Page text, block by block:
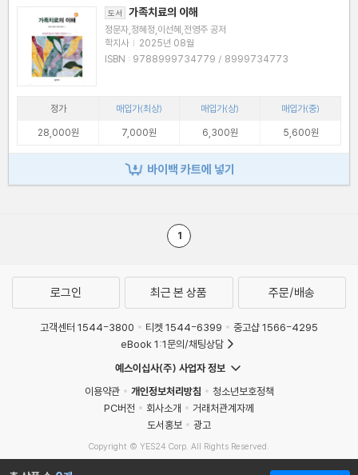
도서 가족치료의 이해
정문자,정혜정,이선혜,전영주 공저
학지사 | 2025년 08월
ISBN : 9788999734779 / 8999734773
정가 매입가(최상) 매입가(상)
매입가(중)
28,000원
7,000원 6,300원 5,600원
바이백 카트에 넣기
1
로그인 최근 본 상품 주문/배송
고객센터 1544-3800 티켓 1544-6399
중고샵 1566-4295
eBook 1:1문의/채팅상담
예스이십사(주) 사업자 정보
이용약관
개인정보처리방침
청소년보호정책
PC버전
회사소개
거래처관계자께
도서홍보
광고
Copyright © YES24 Corp. All Rights Reserved.
MATOM1